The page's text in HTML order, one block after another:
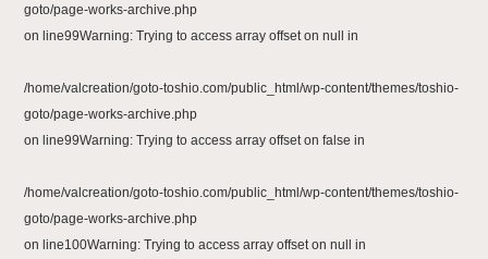
goto/page-works-archive.php
on line99Warning: Trying to access array offset on null in
/home/valcreation/goto-toshio.com/public_html/wp-content/themes/toshio-
goto/page-works-archive.php
on line99Warning: Trying to access array offset on false in
/home/valcreation/goto-toshio.com/public_html/wp-content/themes/toshio-
goto/page-works-archive.php
on line100Warning: Trying to access array offset on null in